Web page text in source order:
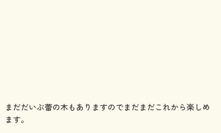
まだだいぶ蕾の木もありますのでまだまだこれから楽しめ
ます。